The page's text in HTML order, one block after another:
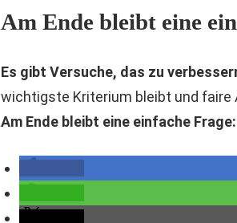
Am Ende bleibt eine
Es gibt Versuche, das zu
wichtigste Kriterium bleibt und
Am Ende bleibt eine einfache